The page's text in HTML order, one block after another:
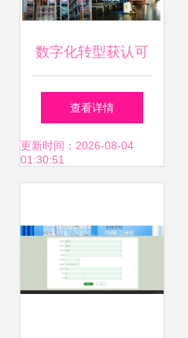
数字化转型获认可
芜湖东方雨虹被评
为2024年安徽省智
查看详情
更新时间：2026-08-04
01:30:51